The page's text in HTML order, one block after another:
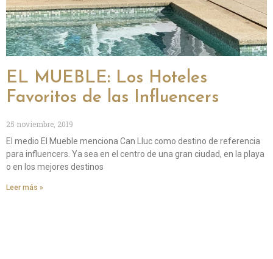
EL MUEBLE: Los Hoteles
Favoritos de las Influencers
25 noviembre, 2019
El medio El Mueble menciona Can Lluc como destino de referencia
para influencers. Ya sea en el centro de una gran ciudad, en la playa
o en los mejores destinos
Leer más »